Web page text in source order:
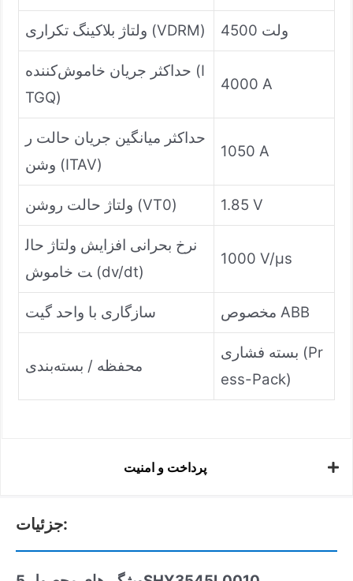
ولتاژ بلاکینگ تکراری (VDRM) 4500 ولت
حداکثر جریان خاموش‌کننده (I
TGQ)
4000 A
حداکثر میانگین جریان حالت ر
وشن (ITAV)
1050 A
ولتاژ حالت روشن (VT0) 1.85 V
نرخ بحرانی افزایش ولتاژ حال
ت خاموش (dv/dt)
1000 V/μs
سازگاری با واحد گیت مخصوص ABB
محفظه / بسته‌بندی
بسته فشاری (Pr
ess-Pack)
پرداخت و امنیت
جزئیات: